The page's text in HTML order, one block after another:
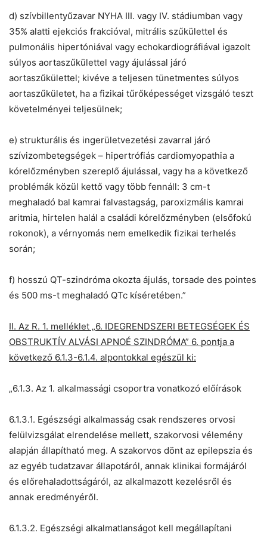
d) szívbillentyűzavar NYHA III. vagy IV. stádiumban vagy
35% alatti ejekciós frakcióval, mitrális szűkülettel és
pulmonális hipertóniával vagy echokardiográfiával igazolt
súlyos aortaszűkülettel vagy ájulással járó
aortaszűkülettel; kivéve a teljesen tünetmentes súlyos
aortaszűkületet, ha a fizikai tűrőképességet vizsgáló teszt
követelményei teljesülnek;
e) strukturális és ingerületvezetési zavarral járó
szívizombetegségek – hipertrófiás cardiomyopathia a
kórelőzményben szereplő ájulással, vagy ha a következő
problémák közül kettő vagy több fennáll: 3 cm-t
meghaladó bal kamrai falvastagság, paroxizmális kamrai
aritmia, hirtelen halál a családi kórelőzményben (elsőfokú
rokonok), a vérnyomás nem emelkedik fizikai terhelés
során;
f) hosszú QT-szindróma okozta ájulás, torsade des pointes
és 500 ms-t meghaladó QTc kíséretében.”
II. Az R. 1. melléklet „6. IDEGRENDSZERI BETEGSÉGEK ÉS
OBSTRUKTÍV ALVÁSI APNOÉ SZINDRÓMA” 6. pontja a
következő 6.1.3-6.1.4. alpontokkal egészül ki:
„6.1.3. Az 1. alkalmassági csoportra vonatkozó előírások
6.1.3.1. Egészségi alkalmasság csak rendszeres orvosi
felülvizsgálat elrendelése mellett, szakorvosi vélemény
alapján állapítható meg. A szakorvos dönt az epilepszia és
az egyéb tudatzavar állapotáról, annak klinikai formájáról
és előrehaladottságáról, az alkalmazott kezelésről és
annak eredményéről.
6.1.3.2. Egészségi alkalmatlanságot kell megállapítani